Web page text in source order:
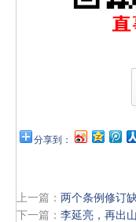
分享到：
上一篇： 两个条例修订
下一篇： 李延亮，再出